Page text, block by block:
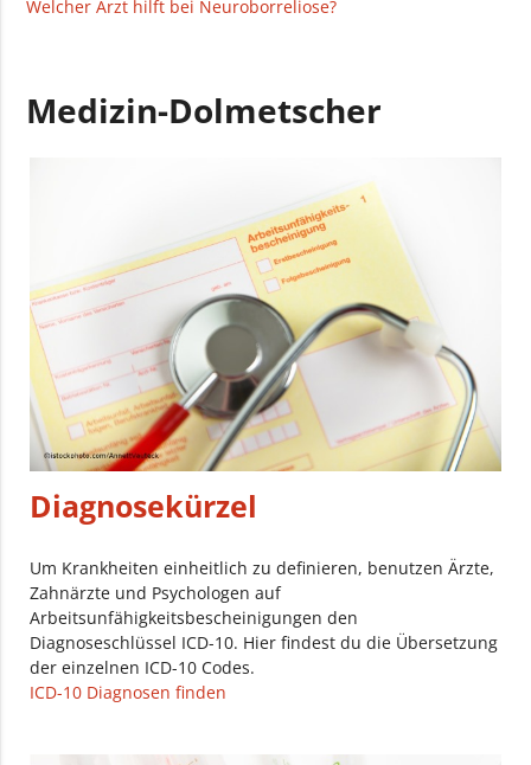
Welcher Arzt hilft bei Neuroborreliose?
Medizin-Dolmetscher
Diagnosekürzel
Um Krankheiten einheitlich zu definieren, benutzen Ärzte,
Zahnärzte und Psychologen auf
Arbeitsunfähigkeitsbescheinigungen den
Diagnoseschlüssel ICD-10. Hier findest du die Übersetzung
der einzelnen ICD-10 Codes.
ICD-10 Diagnosen finden